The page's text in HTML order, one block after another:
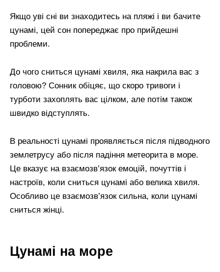
Якщо уві сні ви знаходитесь на пляжі і ви бачите
цунамі, цей сон попереджає про прийдешні
проблеми.
До чого сниться цунамі хвиля, яка накрила вас з
головою? Сонник обіцяє, що скоро тривоги і
турботи захоплять вас цілком, але потім також
швидко відступлять.
В реальності цунамі проявляється після підводного
землетрусу або після падіння метеорита в море.
Це вказує на взаємозв’язок емоцій, почуттів і
настроїв, коли сниться цунамі або велика хвиля.
Особливо це взаємозв’язок сильна, коли цунамі
сниться жінці.
Цунамі на море